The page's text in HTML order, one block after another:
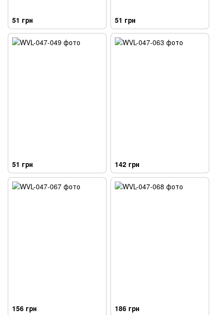
51 грн 51 грн
51 грн 142 грн
156 грн 186 грн